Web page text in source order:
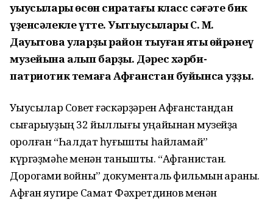
уҡыусылары өсөн сиратағы класс сәғәте бик
үҙенсәлекле үтте. Уҡытыусылары С. М.
Дауытова уларҙы район тыуған яҡты өйрәнеү
музейына алып барҙы. Дәрес хәрби-
патриотик темаға Афғанстан буйынса уҙҙы.
Уҡыусылар Совет ғәскәрҙәрен Афғанстандан
сығарыуҙың 32 йыллығы уңайынан музейҙа
ҡоролған “Һалдат һуғышты һайламай”
күргәҙмәһе менән танышты. “Афганистан.
Дорогами войны” документаль фильмын ҡараны.
Афған яугире Самат Фәхретдинов менән